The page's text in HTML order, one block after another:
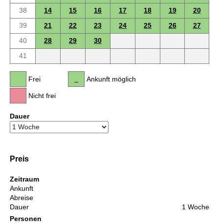
38
14 15 16 17 18 19
20
39
21 22 23 24 25 26
27
40
28 29
30
41
Frei
Nicht frei
Ankunft möglich
Dauer
Preis
Zeitraum
Ankunft
Abreise
Dauer
1 Woche
Personen